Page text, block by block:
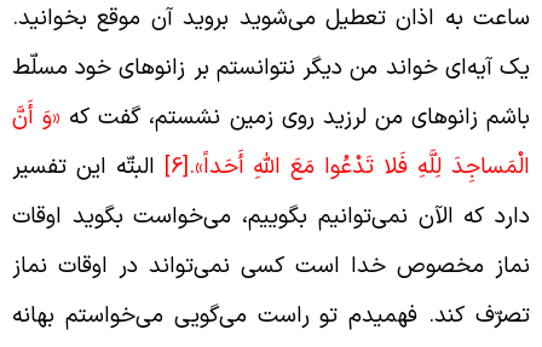
به اذان تعطیل می‌شوید بروید آن موقع بخوانید.
آیه‌ای خواند من دیگر نتوانستم بر زانوهای خود مسلّط
زانوهای من لرزید روی زمین نشستم، گفت که«وَ أَنَّ
لِلَّهِ فَلا تَدْعُوا مَعَ اللَّهِ أَحَداً».[6] البتّه این تفسیر
که الآن نمی‌توانیم بگوییم، می‌خواست بگوید اوقات
مخصوص خدا است کسی نمی‌تواند در اوقات نماز
کند. فهمیدم تو راست می‌گویی می‌خواستم بهانه